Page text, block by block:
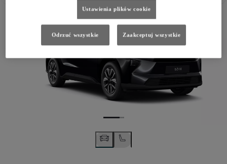
Ustawienia plików cookie
Odrzuć wszystkie Zaakceptuj wszystkie